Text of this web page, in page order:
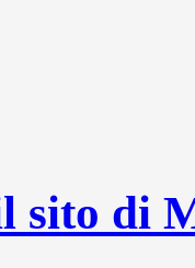
sito di